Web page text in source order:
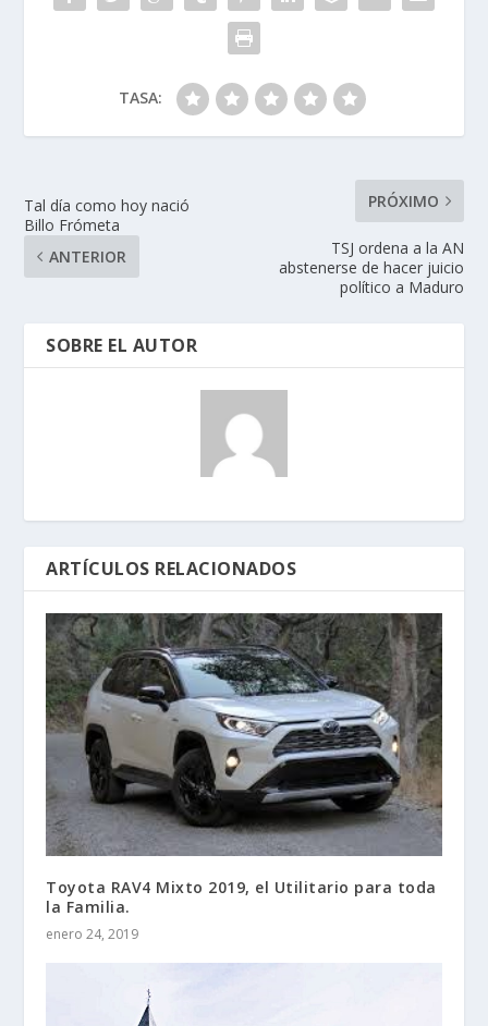
TASA:
Tal día como hoy nació
Billo Frómeta
ANTERIOR
PRÓXIMO
TSJ ordena a la AN
abstenerse de hacer juicio
político a Maduro
SOBRE EL AUTOR
ARTÍCULOS RELACIONADOS
Toyota RAV4 Mixto 2019, el Utilitario para toda
la Familia.
enero 24, 2019